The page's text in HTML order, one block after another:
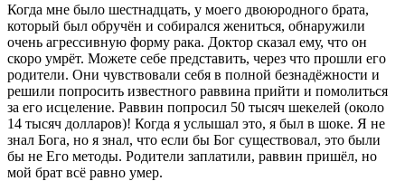
Когда мне было шестнадцать, у моего двоюродного брата,
который был обручён и собирался жениться, обнаружили
очень агрессивную форму рака. Доктор сказал ему, что он
скоро умрёт. Можете себе представить, через что прошли его
родители. Они чувствовали себя в полной безнадёжности и
решили попросить известного раввина прийти и помолиться
за его исцеление. Раввин попросил 50 тысяч шекелей (около
14 тысяч долларов)! Когда я услышал это, я был в шоке. Я не
знал Бога, но я знал, что если бы Бог существовал, это были
бы не Его методы. Родители заплатили, раввин пришёл, но
мой брат всё равно умер.